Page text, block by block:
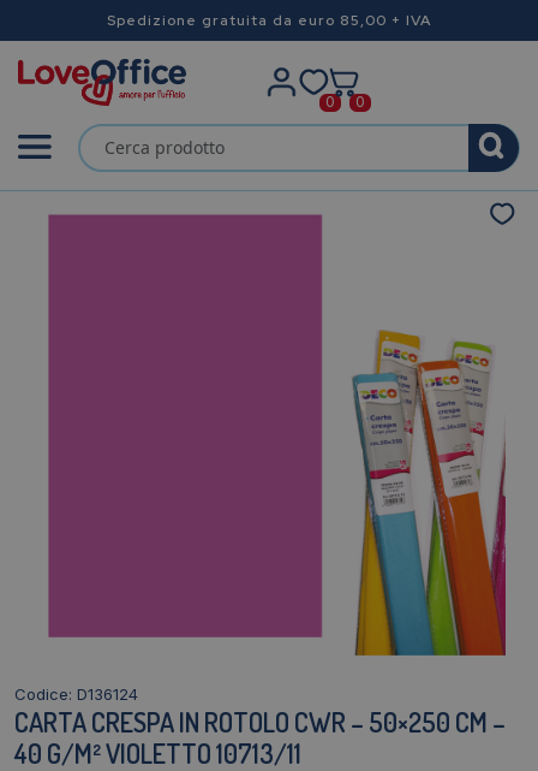
Spedizione gratuita da euro 85,00 + IVA
0 0
Codice: D136124
CARTA CRESPA IN ROTOLO CWR – 50×250 CM –
40 G/M² VIOLETTO 10713/11